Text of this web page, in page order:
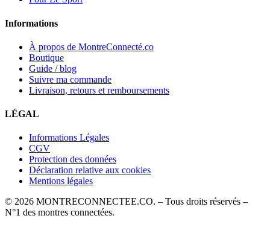
Informations
À propos de MontreConnecté.co
Boutique
Guide / blog
Suivre ma commande
Livraison, retours et remboursements
LÉGAL
Informations Légales
CGV
Protection des données
Déclaration relative aux cookies
Mentions légales
© 2026 MONTRECONNECTEE.CO. – Tous droits réservés –
N°1 des montres connectées.